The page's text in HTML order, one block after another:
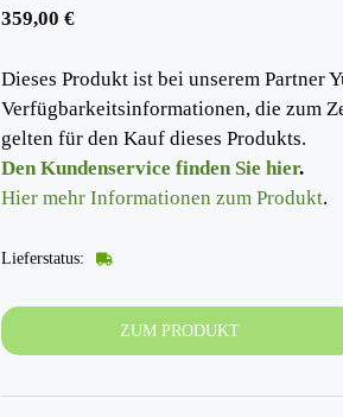
359,00 €
Dieses Produkt ist bei unserem Partner
Verfügbarkeitsinformationen, die zum
gelten für den Kauf dieses Produkts.
Den Kundenservice finden Sie hier.
Hier mehr Informationen zum Produkt.
Lieferstatus:
ZUM PRODUKT